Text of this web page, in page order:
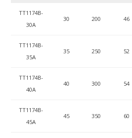
ТТ1174B-
30A
30 200 46
ТТ1174B-
35A
35 250 52
ТТ1174B-
40A
40 300 54
ТТ1174B-
45A
45 350 60